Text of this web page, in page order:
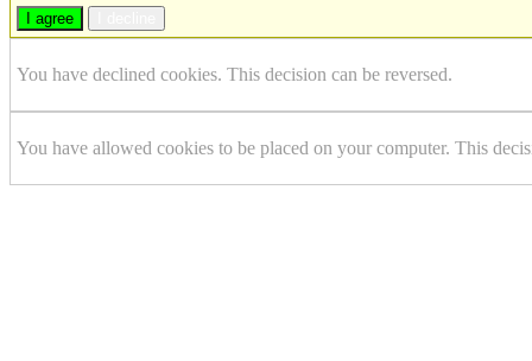
I agree
You have declined cookies. This decision can be reversed.
You have allowed cookies to be placed on your computer. This